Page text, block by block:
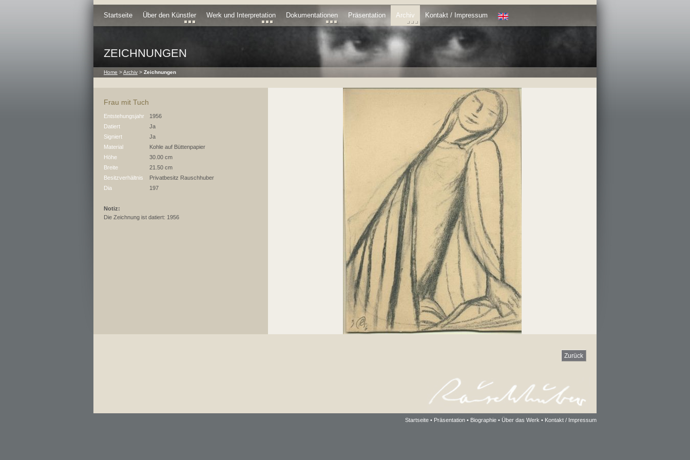
Startseite Über den Künstler Werk und Interpretation Dokumentationen Präsentation Archiv Kontakt / Impressum
ZEICHNUNGEN
Home >Archiv > Zeichnungen
Frau mit Tuch
Entstehungsjahr
1956
Datiert
Ja
Signiert
Ja
Material
Kohle auf Büttenpapier
Höhe
30.00 cm
Breite
21.50 cm
Besitzverhältnis
Privatbesitz Rauschhuber
Dia
197
Notiz:
Die Zeichnung ist datiert: 1956
Zurück
Startseite • Präsentation • Biographie • Über das Werk • Kontakt / Impressum